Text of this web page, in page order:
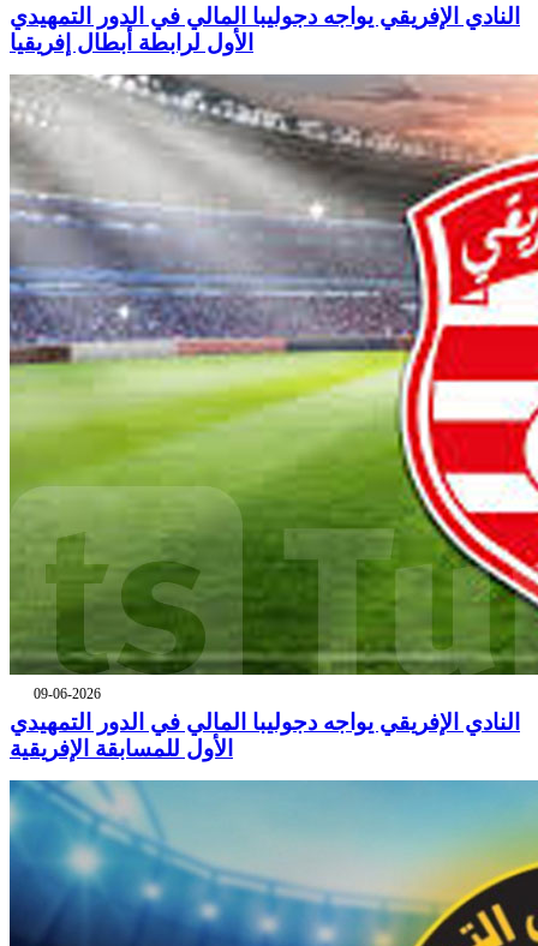
النادي الإفريقي يواجه دجوليبا المالي في الدور التمهيدي
الأول لرابطة أبطال إفريقيا
09-06-2026
النادي الإفريقي يواجه دجوليبا المالي في الدور التمهيدي
الأول للمسابقة الإفريقية